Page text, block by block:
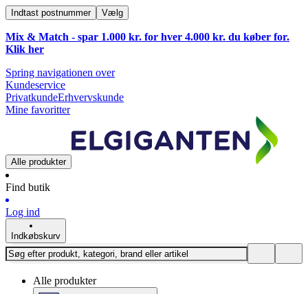
Indtast postnummer Vælg
Mix & Match - spar 1.000 kr. for hver 4.000 kr. du køber for.
Klik her
Spring navigationen over
Kundeservice
PrivatkundeErhvervskunde
Mine favoritter
Alle produkter
Find butik
Log ind
Indkøbskurv
Alle produkter